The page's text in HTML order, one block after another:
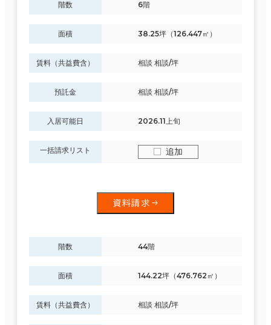
階数 6階
面積 38.25坪（126.447㎡）
賃料（共益費含） 相談 相談/坪
預託金 相談 相談/坪
入居可能日 2026.11上旬
一括請求リスト 追加
資料請求
階数 44階
面積 144.22坪（476.762㎡）
賃料（共益費含） 相談 相談/坪